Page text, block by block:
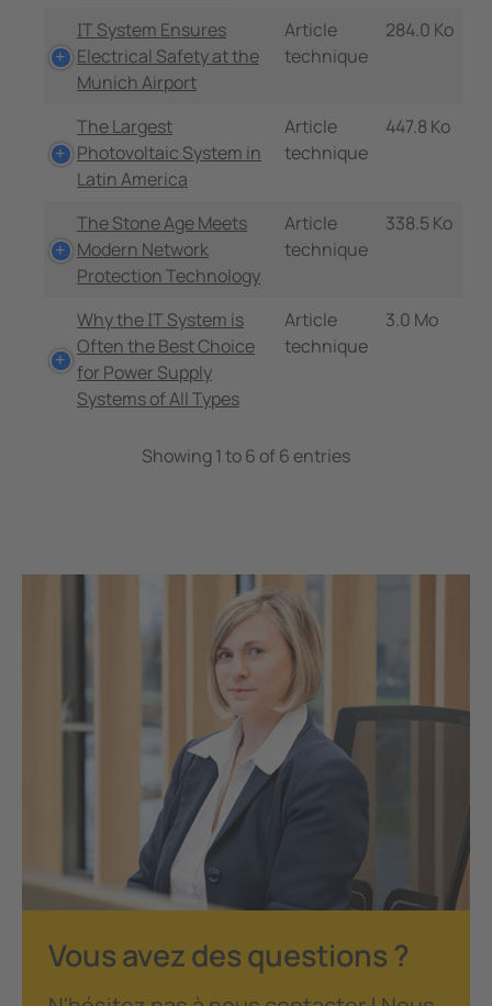
IT System Ensures
Electrical Safety at the
Munich Airport
Article
technique
284.0 Ko
The Largest
Photovoltaic System in
Latin America
Article
technique
447.8 Ko
The Stone Age Meets
Modern Network
Protection Technology
Article
technique
338.5 Ko
Why the IT System is
Often the Best Choice
for Power Supply
Systems of All Types
Article
technique
3.0 Mo
Showing 1 to 6 of 6 entries
Vous avez des questions ?